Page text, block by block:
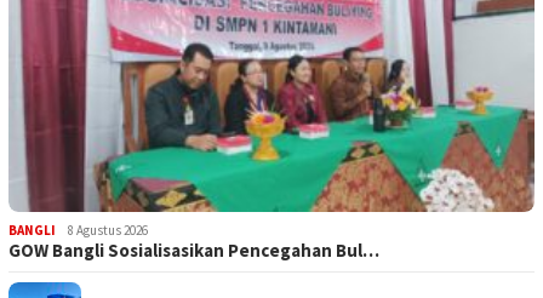
BANGLI 8 Agustus 2026
GOW Bangli Sosialisasikan Pencegahan Bul…